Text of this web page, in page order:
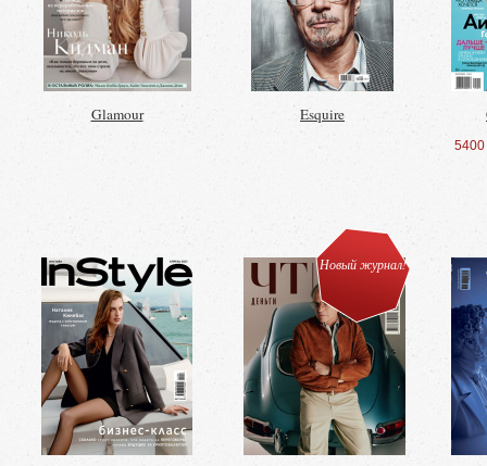
Glamour Esquire
5400
Новый журнал!